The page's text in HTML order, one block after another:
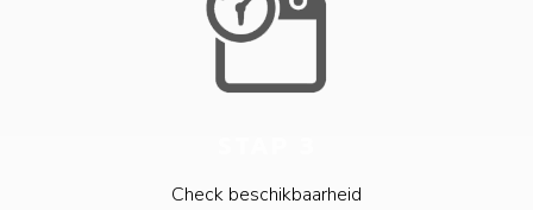
Check beschikbaarheid